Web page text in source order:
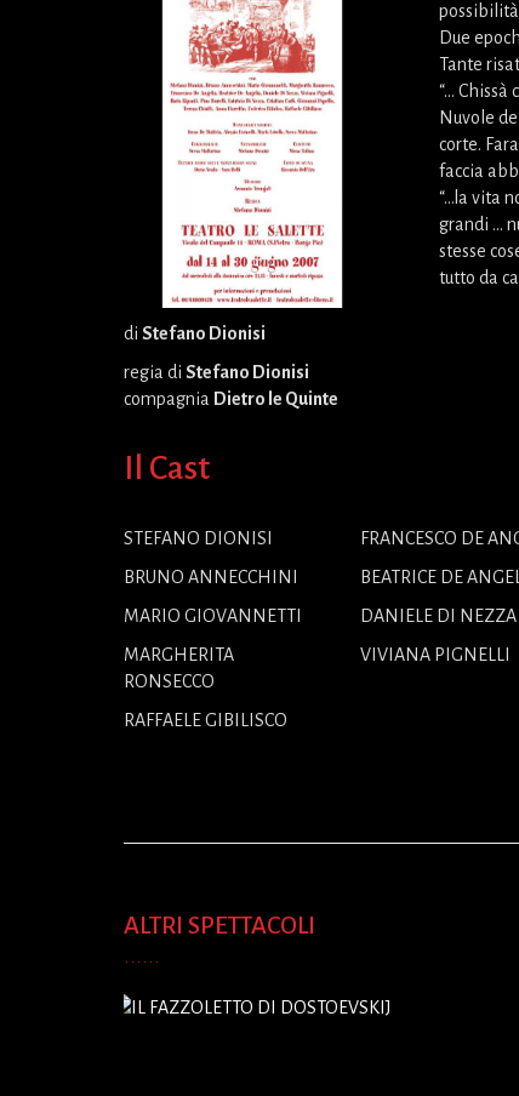
di Stefano Dionisi
regia di Stefano Dionisi
compagnia Dietro le Quinte
Due
Tante
“…
Nuvole
corte.
faccia
“…la vita
grandi …
stesse
tutto da
Il Cast
STEFANO DIONISI
BRUNO ANNECCHINI
MARIO GIOVANNETTI
MARGHERITA
RONSECCO
RAFFAELE GIBILISCO
FRANCESCO DE
BEATRICE DE
DANIELE DI NEZZA
VIVIANA PIGNELLI
ALTRI SPETTACOLI